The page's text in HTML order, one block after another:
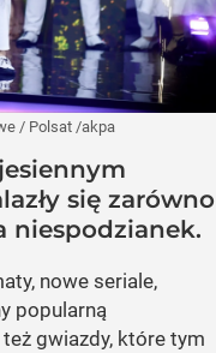
/ Polsat /akpa
się zarówno
niespodzianek.
nowe seriale,
popularną
gwiazdy, które tym